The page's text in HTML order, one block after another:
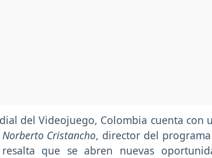
del Videojuego, Colombia cuenta con
Norberto Cristancho, director del
resalta que se abren nuevas